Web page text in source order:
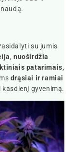
su jumis
,nuoširdžia
patarimais,
drąsiai ir ramiai
kasdienį gyvenimą.